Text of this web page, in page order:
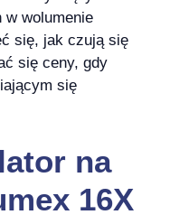
w wolumenie
się, jak czują się
się ceny, gdy
się
na
16X